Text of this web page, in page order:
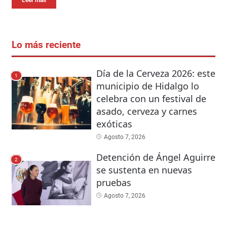
Lo más reciente
1
Día de la Cerveza 2026: este
municipio de Hidalgo lo
celebra con un festival de
asado, cerveza y carnes
exóticas
Agosto 7, 2026
2
Detención de Ángel Aguirre
se sustenta en nuevas
pruebas
Agosto 7, 2026